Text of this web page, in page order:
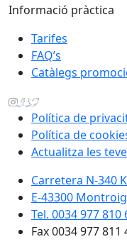
Informació pràctica
Tarifes
FAQ’s
Catàlegs
Política de
Política de
Actualitza les
Carretera N-340
E-43300
Tel. 0034 977 810
Fax 0034 977 811